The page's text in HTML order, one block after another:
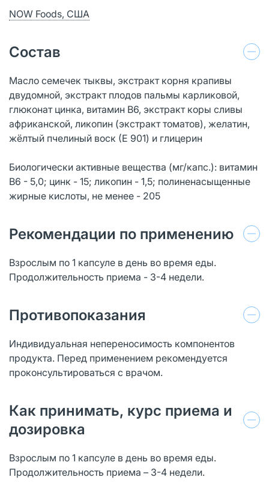
NOW Foods, США
Состав
Масло семечек тыквы, экстракт корня крапивы
двудомной, экстракт плодов пальмы карликовой,
глюконат цинка, витамин В6, экстракт коры сливы
африканской, ликопин (экстракт томатов), желатин,
жёлтый пчелиный воск (Е 901) и глицерин
Биологически активные вещества (мг/капс.): витамин
В6 - 5,0; цинк - 15; ликопин - 1,5; полиненасыщенные
жирные кислоты, не менее - 205
Рекомендации по применению
Взрослым по 1 капсуле в день во время еды.
Продолжительность приема - 3-4 недели.
Противопоказания
Индивидуальная непереносимость компонентов
продукта. Перед применением рекомендуется
проконсультироваться с врачом.
Как принимать, курс приема и
дозировка
Взрослым по 1 капсуле в день во время еды.
Продолжительность приема – 3-4 недели.